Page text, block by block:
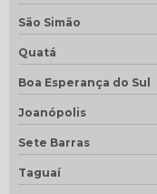
São Simão
Quatá
Boa Esperança do Sul
Joanópolis
Sete Barras
Taguaí